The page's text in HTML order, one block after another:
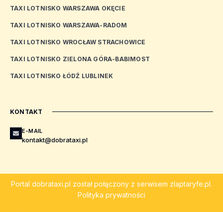
TAXI LOTNISKO WARSZAWA OKĘCIE
TAXI LOTNISKO WARSZAWA-RADOM
TAXI LOTNISKO WROCŁAW STRACHOWICE
TAXI LOTNISKO ZIELONA GÓRA-BABIMOST
TAXI LOTNISKO ŁÓDŹ LUBLINEK
KONTAKT
E-MAIL
kontakt@dobrataxi.pl
Portal dobrataxi.pl został połączony z serwisem zlaptaryfe.pl.
Polityka prywatności